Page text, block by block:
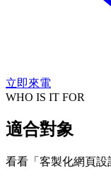
立即來電
WHO IS IT FOR
適合對象
看看「客製化網頁